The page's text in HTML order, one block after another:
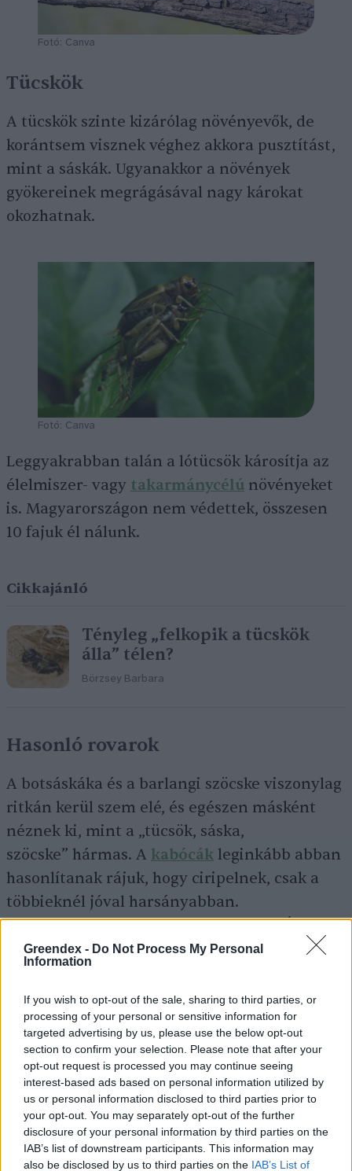
Greendex - Do Not Process My Personal
Information
If you wish to opt-out of the sale, sharing to third parties, or
processing of your personal or sensitive information for
targeted advertising by us, please use the below opt-out
section to confirm your selection. Please note that after your
opt-out request is processed you may continue seeing
interest-based ads based on personal information utilized by
us or personal information disclosed to third parties prior to
your opt-out. You may separately opt-out of the further
disclosure of your personal information by third parties on the
IAB’s list of downstream participants. This information may
also be disclosed by us to third parties on the IAB’s List of
Fotó: Canva
Tücskök
A tücskök szinte kizárólag növényevők, de
korántsem visznek véghez akkora pusztítást,
mint a sáskák. Ugyanakkor a növények
gyökereinek megrágásával nagy károkat
okozhatnak.
Fotó: Canva
Leggyakrabban talán a lótücsök károsítja az
élelmiszer- vagy takarmánycélú növényeket
is. Magyarországon nem védettek, összesen
10 fajuk él nálunk.
Cikkajánló
Tényleg „felkopik a tücskök
álla” télen?
Börzsey Barbara
Hasonló rovarok
A botsáskáka és a barlangi szöcske viszonylag
ritkán kerül szem elé, és egészen másként
néznek ki, mint a „tücsök, sáska,
szöcske” hármas. A kabócák leginkább abban
hasonlítanak rájuk, hogy ciripelnek, csak a
többieknél jóval harsányabban.
A szöcskékhez valamelyest hasonlító, Új-
Zélandon élő weták legtöbb faja ragadozó, és
Fotók: Canva
Greendex Szemle
A szerző további cikkei